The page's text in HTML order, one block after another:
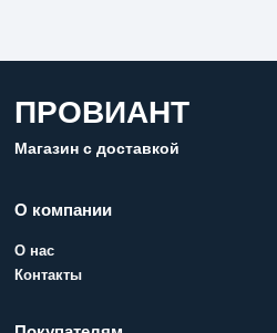
ПРОВИАНТ
Магазин с доставкой
О компании
О нас
Контакты